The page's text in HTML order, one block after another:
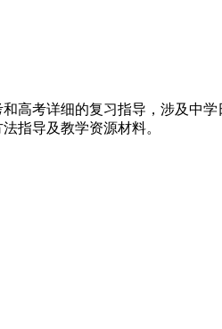
考详细的复习指导，涉及中学
指导及教学资源材料。